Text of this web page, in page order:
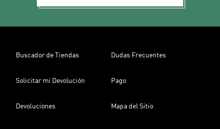
Buscador de Tiendas Dudas Frecuentes
Solicitar mi Devolución Pago
Devoluciones Mapa del Sitio